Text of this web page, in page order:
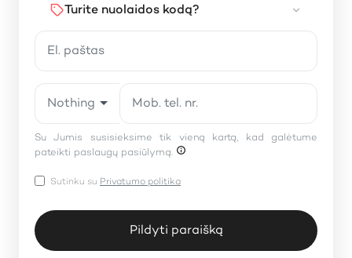
Turite nuolaidos kodą?
Nothing selected
Su Jumis susisieksime tik vieną kartą, kad galėtume
pateikti paslaugų pasiūlymą.
Sutinku su Privatumo politika
Pildyti paraišką